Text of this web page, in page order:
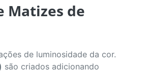
Matizes de
de luminosidade da cor.
são criados adicionando